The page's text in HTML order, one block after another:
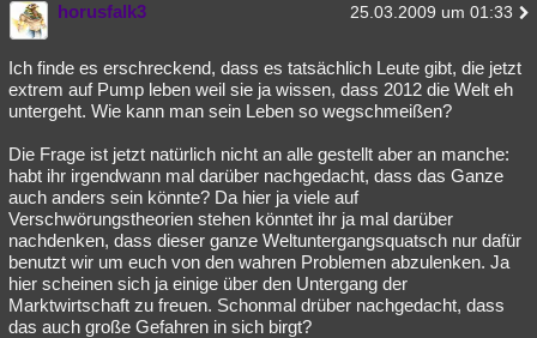
horusfalk3 25.03.2009 um 01:33
Ich finde es erschreckend, dass es tatsächlich Leute gibt, die jetzt
extrem auf Pump leben weil sie ja wissen, dass 2012 die Welt eh
untergeht. Wie kann man sein Leben so wegschmeißen?
Die Frage ist jetzt natürlich nicht an alle gestellt aber an manche:
habt ihr irgendwann mal darüber nachgedacht, dass das Ganze
auch anders sein könnte? Da hier ja viele auf
Verschwörungstheorien stehen könntet ihr ja mal darüber
nachdenken, dass dieser ganze Weltuntergangsquatsch nur dafür
benutzt wir um euch von den wahren Problemen abzulenken. Ja
hier scheinen sich ja einige über den Untergang der
Marktwirtschaft zu freuen. Schonmal drüber nachgedacht, dass
das auch große Gefahren in sich birgt?